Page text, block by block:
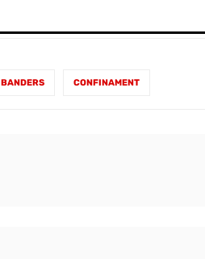
BANDERS CONFINAMENT